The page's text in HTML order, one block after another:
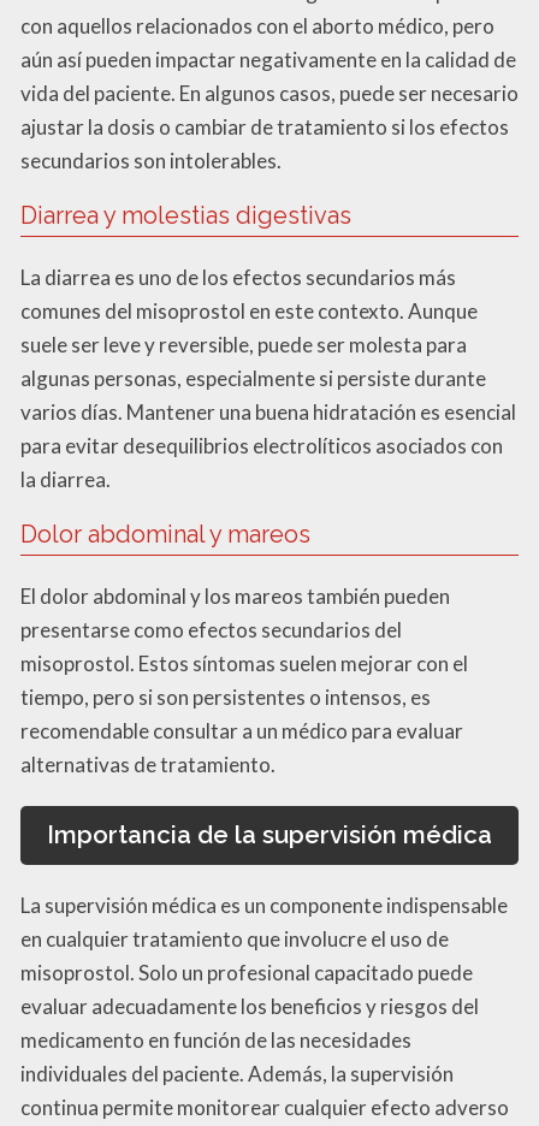
con aquellos relacionados con el aborto médico, pero
aún así pueden impactar negativamente en la calidad de
vida del paciente. En algunos casos, puede ser necesario
ajustar la dosis o cambiar de tratamiento si los efectos
secundarios son intolerables.
Diarrea y molestias digestivas
La diarrea es uno de los efectos secundarios más
comunes del misoprostol en este contexto. Aunque
suele ser leve y reversible, puede ser molesta para
algunas personas, especialmente si persiste durante
varios días. Mantener una buena hidratación es esencial
para evitar desequilibrios electrolíticos asociados con
la diarrea.
Dolor abdominal y mareos
El dolor abdominal y los mareos también pueden
presentarse como efectos secundarios del
misoprostol. Estos síntomas suelen mejorar con el
tiempo, pero si son persistentes o intensos, es
recomendable consultar a un médico para evaluar
alternativas de tratamiento.
Importancia de la supervisión médica
La supervisión médica es un componente indispensable
en cualquier tratamiento que involucre el uso de
misoprostol. Solo un profesional capacitado puede
evaluar adecuadamente los beneficios y riesgos del
medicamento en función de las necesidades
individuales del paciente. Además, la supervisión
continua permite monitorear cualquier efecto adverso